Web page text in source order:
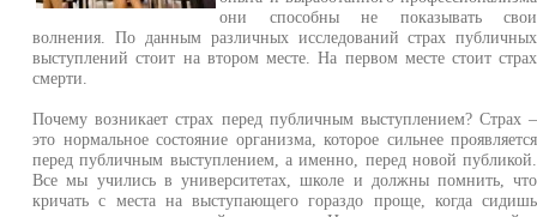
они способны не показывать свои
волнения. По данным различных исследований страх публичных
выступлений стоит на втором месте. На первом месте стоит страх
смерти.
Почему возникает страх перед публичным выступлением? Страх –
это нормальное состояние организма, которое сильнее проявляется
перед публичным выступлением, а именно, перед новой публикой.
Все мы учились в университетах, школе и должны помнить, что
кричать с места на выступающего гораздо проще, когда сидишь